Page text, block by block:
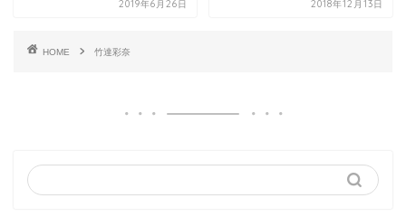
2019年6月26日 2018年12月13日
HOME 竹達彩奈